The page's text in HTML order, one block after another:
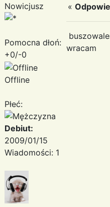
Nowicjusz
Pomocna dłoń:
+0/-0
Offline
Płeć:
Debiut:
2009/01/15
Wiadomości: 1
«
wracam